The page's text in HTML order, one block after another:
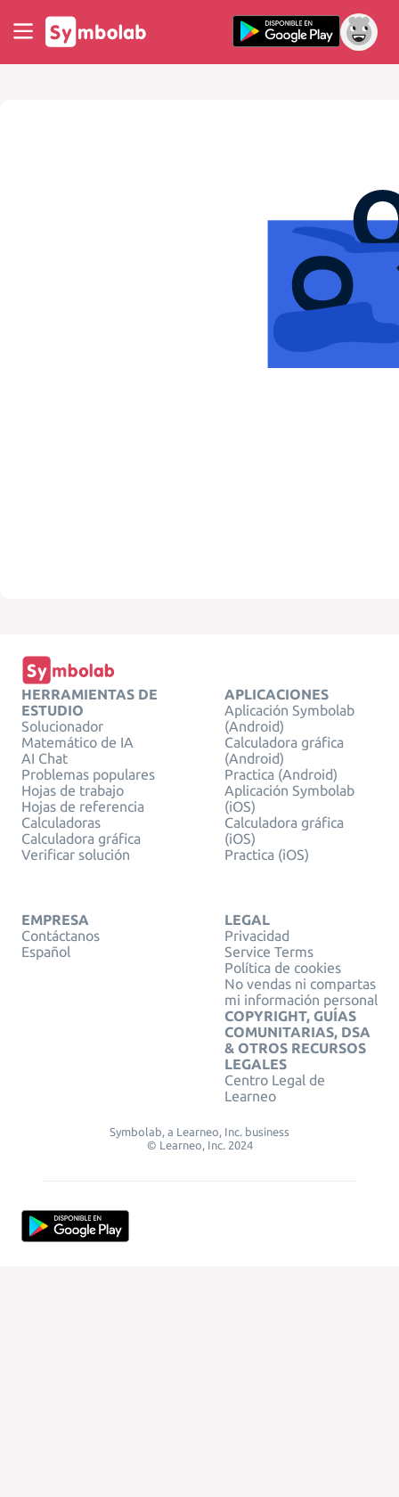
HERRAMIENTAS DE
ESTUDIO
Solucionador
Matemático de IA
AI Chat
Problemas populares
Hojas de trabajo
Hojas de referencia
Calculadoras
Calculadora gráfica
Verificar solución
APLICACIONES
Aplicación Symbolab
(Android)
Calculadora gráfica
(Android)
Practica (Android)
Aplicación Symbolab
(iOS)
Calculadora gráfica
(iOS)
Practica (iOS)
EMPRESA
Contáctanos
Español
LEGAL
Privacidad
Service Terms
Política de cookies
No vendas ni compartas
mi información personal
COPYRIGHT, GUÍAS
COMUNITARIAS, DSA
& OTROS RECURSOS
LEGALES
Centro Legal de
Learneo
Symbolab, a Learneo, Inc. business
© Learneo, Inc. 2024